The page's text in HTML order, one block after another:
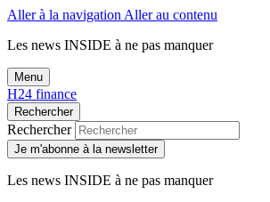
Aller à la navigation Aller au contenu
Les news INSIDE à ne pas manquer
Menu
H24 finance
Rechercher
Rechercher
Je m'abonne à la newsletter
Les news INSIDE à ne pas manquer